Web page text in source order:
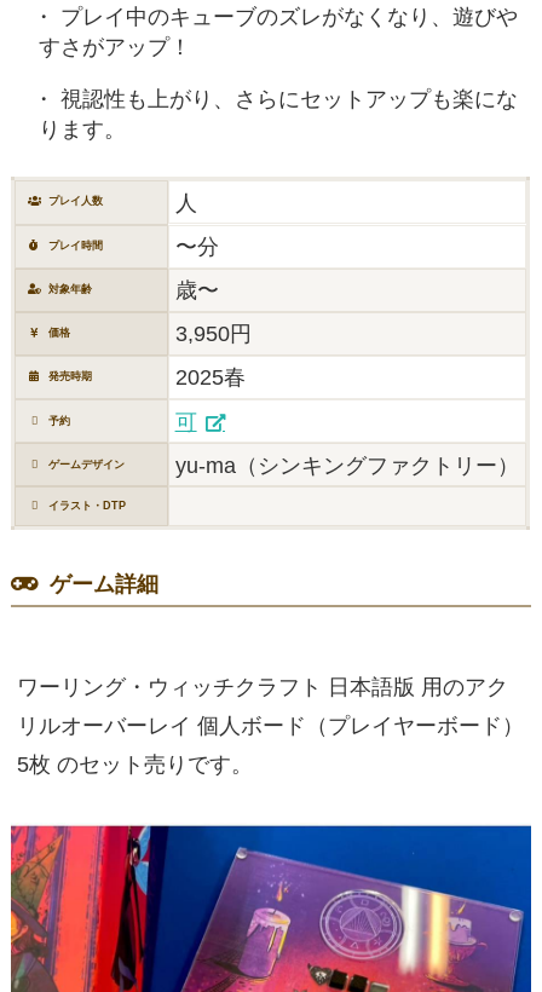
プレイ中のキューブのズレがなくなり、遊びや
すさがアップ！
視認性も上がり、さらにセットアップも楽にな
ります。
プレイ人数 人
プレイ時間 〜分
対象年齢 歳〜
価格 3,950円
発売時期 2025春
予約 可
ゲームデザイン yu-ma（シンキングファクトリー）
イラスト・DTP
ゲーム詳細
ワーリング・ウィッチクラフト 日本語版 用のアク
リルオーバーレイ 個人ボード（プレイヤーボード）
5枚 のセット売りです。